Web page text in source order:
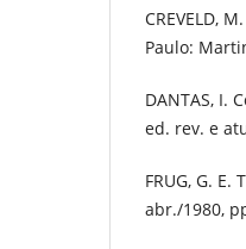
CREVELD,
Paulo:
DANTAS, I.
ed. rev. e
FRUG, G.
abr./1980,